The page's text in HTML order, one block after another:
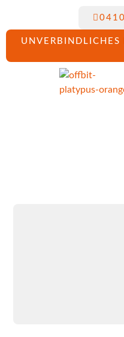
UNVERBINDLICHES